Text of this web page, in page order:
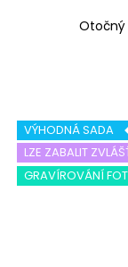
VÝHODNÁ SADA
LZE ZABALIT
GRAVÍROVÁNÍ